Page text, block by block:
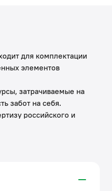
для комплектации
элементов
затрачиваемые на
забот на себя.
российского и
стремится сделать
условиям
к смесителям IDDIS®